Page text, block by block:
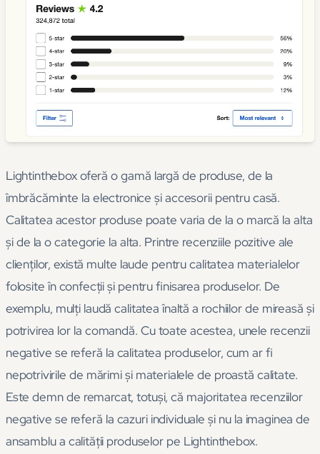
Lightinthebox oferă o gamă largă de produse, de la
îmbrăcăminte la electronice și accesorii pentru casă.
Calitatea acestor produse poate varia de la o marcă la alta
și de la o categorie la alta. Printre recenziile pozitive ale
clienților, există multe laude pentru calitatea materialelor
folosite în confecții și pentru finisarea produselor. De
exemplu, mulți laudă calitatea înaltă a rochiilor de mireasă și
potrivirea lor la comandă. Cu toate acestea, unele recenzii
negative se referă la calitatea produselor, cum ar fi
nepotrivirile de mărimi și materialele de proastă calitate.
Este demn de remarcat, totuși, că majoritatea recenziilor
negative se referă la cazuri individuale și nu la imaginea de
ansamblu a calității produselor pe Lightinthebox.